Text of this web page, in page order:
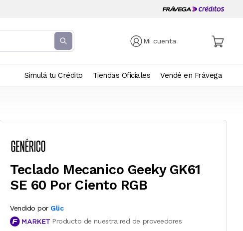
Mi cuenta
Simulá tu Crédito Tiendas Oficiales Vendé en Frávega
Teclado Mecanico Geeky GK61
SE 60 Por Ciento RGB
Vendido por Glic
Producto de nuestra red de proveedores